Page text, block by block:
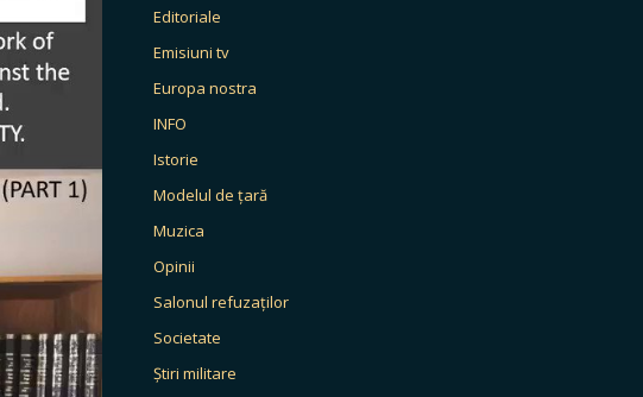
Editoriale
Emisiuni tv
Europa nostra
INFO
Istorie
Modelul de țară
Muzica
Opinii
Salonul refuzaților
Societate
Știri militare